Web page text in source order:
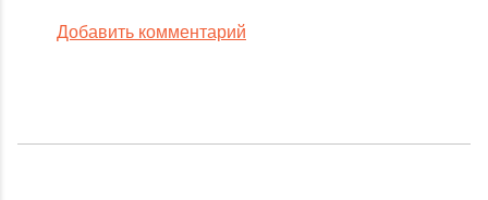
Добавить комментарий